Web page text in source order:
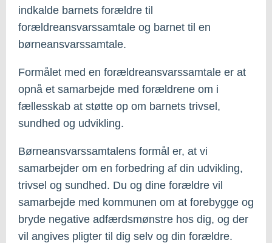
indkalde barnets forældre til
forældreansvarssamtale og barnet til en
børneansvarssamtale.
Formålet med en forældreansvarssamtale er at
opnå et samarbejde med forældrene om i
fællesskab at støtte op om barnets trivsel,
sundhed og udvikling.
Børneansvarssamtalens formål er, at vi
samarbejder om en forbedring af din udvikling,
trivsel og sundhed. Du og dine forældre vil
samarbejde med kommunen om at forebygge og
bryde negative adfærdsmønstre hos dig, og der
vil angives pligter til dig selv og din forældre.